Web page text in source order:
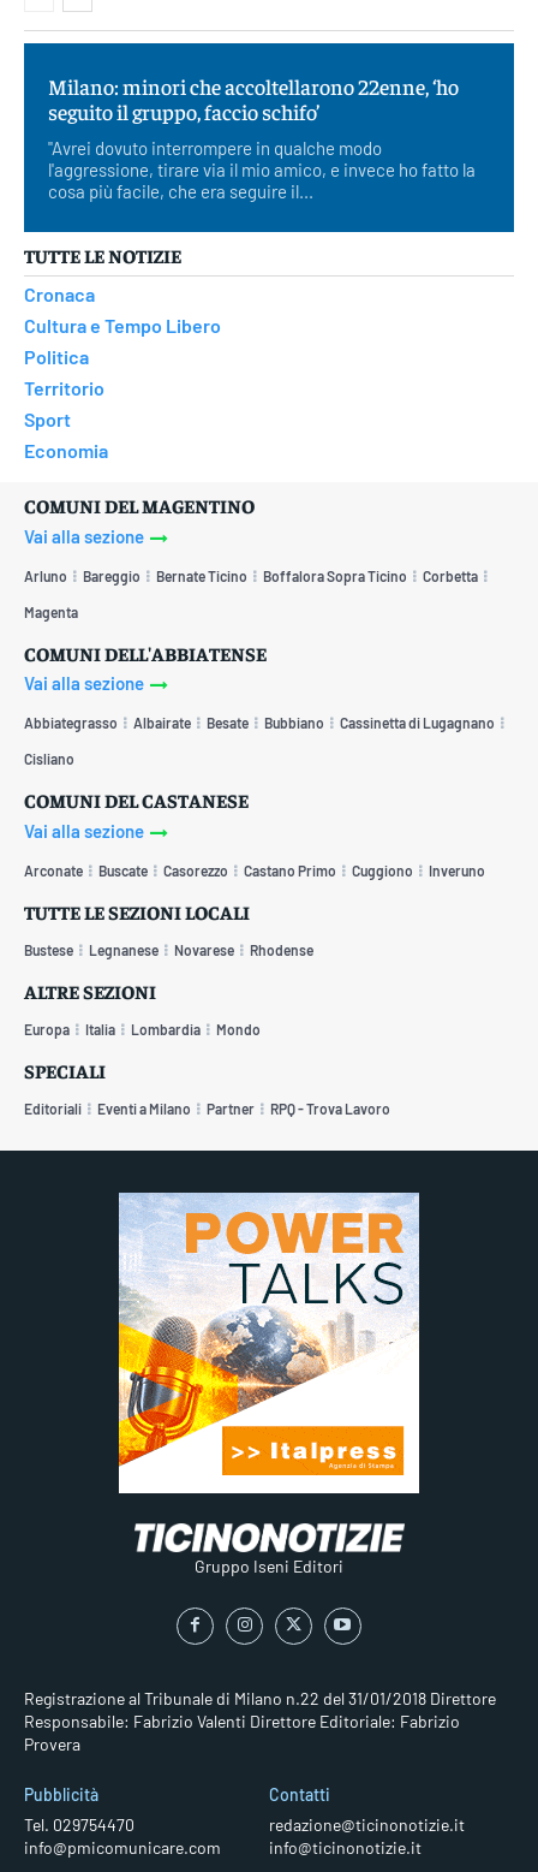
Milano: minori che accoltellarono 22enne, ‘ho
seguito il gruppo, faccio schifo’
"Avrei dovuto interrompere in qualche modo
l'aggressione, tirare via il mio amico, e invece ho fatto la
cosa più facile, che era seguire il...
TUTTE LE NOTIZIE
Cronaca
Cultura e Tempo Libero
Politica
Territorio
Sport
Economia
COMUNI DEL MAGENTINO
Vai alla sezione
Arluno Bareggio Bernate Ticino Boffalora Sopra Ticino Corbetta
Magenta
COMUNI DELL'ABBIATENSE
Vai alla sezione
Abbiategrasso Albairate Besate Bubbiano Cassinetta di Lugagnano
Cisliano
COMUNI DEL CASTANESE
Vai alla sezione
Arconate Buscate Casorezzo Castano Primo Cuggiono Inveruno
TUTTE LE SEZIONI LOCALI
Bustese Legnanese Novarese Rhodense
ALTRE SEZIONI
Europa Italia Lombardia Mondo
SPECIALI
Editoriali Eventi a Milano Partner RPQ - Trova Lavoro
Gruppo Iseni Editori
Registrazione al Tribunale di Milano n.22 del 31/01/2018 Direttore
Responsabile: Fabrizio Valenti Direttore Editoriale: Fabrizio
Provera
Pubblicità
Tel. 029754470
info@pmicomunicare.com
Contatti
redazione@ticinonotizie.it
info@ticinonotizie.it